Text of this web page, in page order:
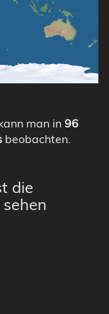
man in 96
beobachten.
die